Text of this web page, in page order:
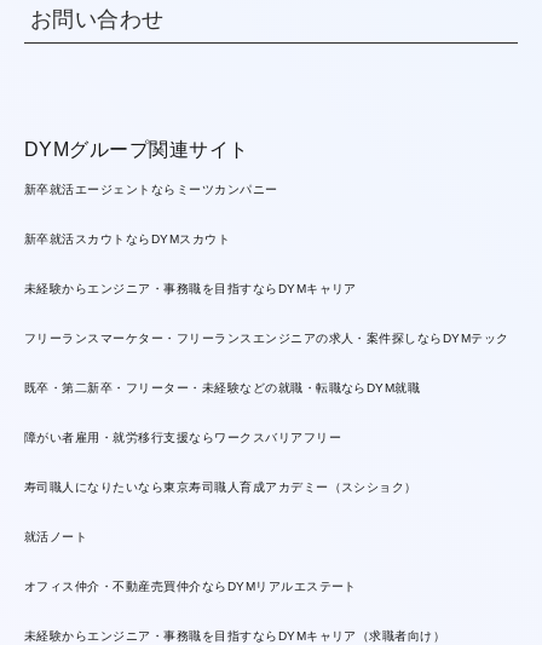
お問い合わせ
DYMグループ関連サイト
新卒就活エージェントならミーツカンパニー
新卒就活スカウトならDYMスカウト
未経験からエンジニア・事務職を目指すならDYMキャリア
フリーランスマーケター・フリーランスエンジニアの求人・案件探しならDYMテック
既卒・第二新卒・フリーター・未経験などの就職・転職ならDYM就職
障がい者雇用・就労移行支援ならワークスバリアフリー
寿司職人になりたいなら東京寿司職人育成アカデミー（スシショク）
就活ノート
オフィス仲介・不動産売買仲介ならDYMリアルエステート
未経験からエンジニア・事務職を目指すならDYMキャリア（求職者向け）